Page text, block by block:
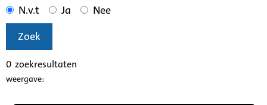
N.v.t
Ja
Nee
Zoek
0 zoekresultaten
weergave: